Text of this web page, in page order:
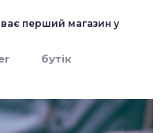
перший магазин у
бутік